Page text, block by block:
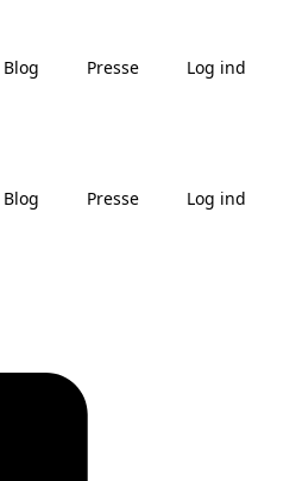
Blog Presse Log ind
Blog Presse Log ind